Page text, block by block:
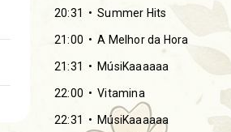
20:31 Summer Hits
21:00 A Melhor da Hora
21:31 MúsiKaaaaaa
22:00 Vitamina
22:31 MúsiKaaaaaa